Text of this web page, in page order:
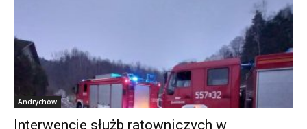
Andrychów
Interwencje służb ratowniczych w